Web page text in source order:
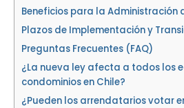
Beneficios para la Administración
Plazos de Implementación y
Preguntas Frecuentes (FAQ)
¿La nueva ley afecta a todos los
condominios en Chile?
¿Pueden los arrendatarios votar